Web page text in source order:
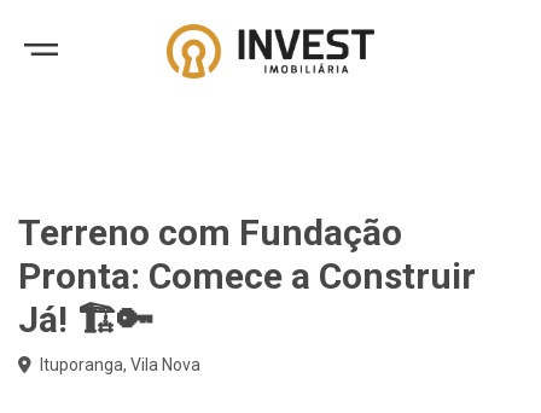
Terreno com Fundação
Pronta: Comece a Construir
Já! 🏗️🔑
Ituporanga, Vila Nova